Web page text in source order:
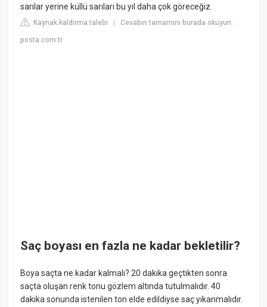
sarılar yerine küllü sarıları bu yıl daha çok göreceğiz.
Kaynak kaldırma talebi |Cevabın tamamını burada okuyun:
posta.com.tr
Saç boyası en fazla ne kadar bekletilir?
Boya saçta ne kadar kalmalı? 20 dakika geçtikten sonra
saçta oluşan renk tonu gözlem altında tutulmalıdır. 40
dakika sonunda istenilen ton elde edildiyse saç yıkanmalıdır.